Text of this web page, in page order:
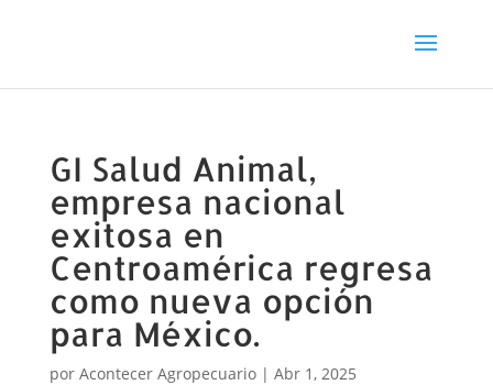
GI Salud Animal,
empresa nacional
exitosa en
Centroamérica regresa
como nueva opción
para México.
por Acontecer Agropecuario| Abr 1, 2025